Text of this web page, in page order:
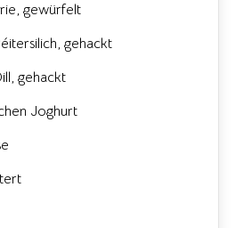
gewürfelt
gehackt
gehackt
Joghurt